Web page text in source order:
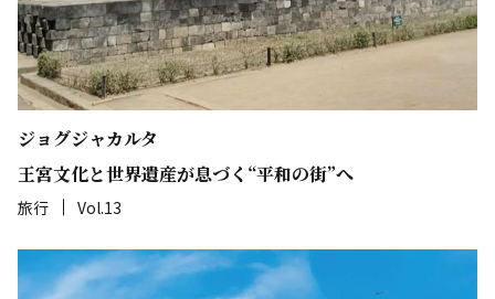
ジョグジャカルタ
王宮文化と世界遺産が息づく“平和の街”へ
旅行 Vol.13